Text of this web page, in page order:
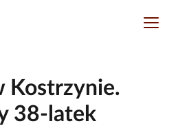
Kostrzynie.
38-latek